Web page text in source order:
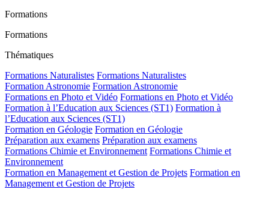
Formations
Formations
Thématiques
Formations Naturalistes Formations Naturalistes
Formation Astronomie Formation Astronomie
Formations en Photo et Vidéo Formations en Photo et Vidéo
Formation à l’Education aux Sciences (ST1) Formation à
l’Education aux Sciences (ST1)
Formation en Géologie Formation en Géologie
Préparation aux examens Préparation aux examens
Formations Chimie et Environnement Formations Chimie et
Environnement
Formation en Management et Gestion de Projets Formation en
Management et Gestion de Projets